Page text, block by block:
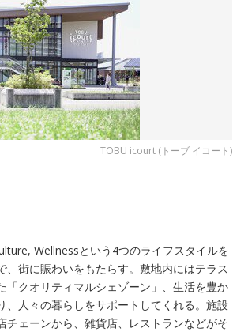
TOBU icourt (トーブ イコート)
Wellnessという4つのライフスタイルを
街に賑わいをもたらす。敷地内にはテラス
クオリティマルシェゾーン」、生活を豊か
人々の暮らしをサポートしてくれる。施設
ェーンから、雑貨店、レストランなどがそ